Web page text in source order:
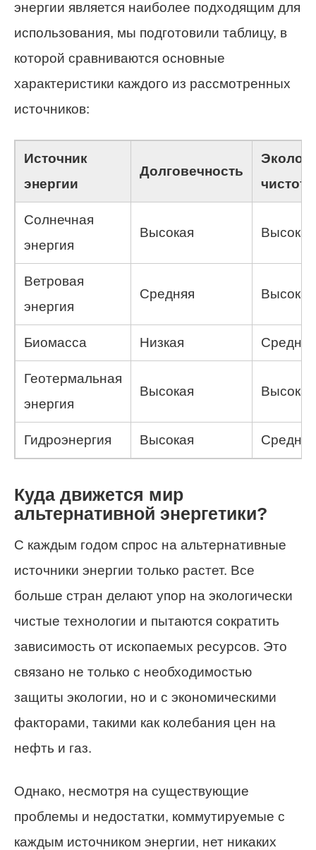
энергии является наиболее подходящим для
использования, мы подготовили таблицу, в
которой сравниваются основные
характеристики каждого из рассмотренных
источников:
Источник
энергии
Долговечность
чистота
Солнечная
энергия
Высокая Высокая
Ветровая
энергия
Средняя Высокая
Биомасса Низкая Средняя
Геотермальная
энергия
Высокая Высокая
Гидроэнергия Высокая Средняя
Куда движется мир
альтернативной энергетики?
С каждым годом спрос на альтернативные
источники энергии только растет. Все
больше стран делают упор на экологически
чистые технологии и пытаются сократить
зависимость от ископаемых ресурсов. Это
связано не только с необходимостью
защиты экологии, но и с экономическими
факторами, такими как колебания цен на
нефть и газ.
Однако, несмотря на существующие
проблемы и недостатки, коммутируемые с
каждым источником энергии, нет никаких